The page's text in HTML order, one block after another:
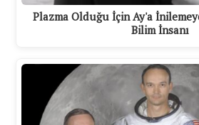
Plazma Olduğu İçin Ay'a
Bilim İnsanı